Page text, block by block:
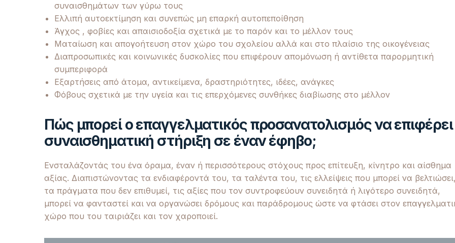
συναισθημάτων των γύρω τους
Ελλιπή αυτοεκτίμηση και συνεπώς μη επαρκή αυτοπεποίθηση
Άγχος , φοβίες και απαισιοδοξία σχετικά με το παρόν και το μέλλον τους
Ματαίωση και απογοήτευση στον χώρο του σχολείου αλλά και στο πλαίσιο της οικογένειας
Διαπροσωπικές και κοινωνικές δυσκολίες που επιφέρουν απομόνωση ή αντίθετα παρορμητική
συμπεριφορά
Εξαρτήσεις από άτομα, αντικείμενα, δραστηριότητες, ιδέες, ανάγκες
Φόβους σχετικά με την υγεία και τις επερχόμενες συνθήκες διαβίωσης στο μέλλον
Πώς μπορεί ο επαγγελματικός προσανατολισμός να επιφέρει
συναισθηματική στήριξη σε έναν έφηβο;
Ενσταλάζοντάς του ένα όραμα, έναν ή περισσότερους στόχους προς επίτευξη, κίνητρο και αίσθημα
αξίας. Διαπιστώνοντας τα ενδιαφέροντά του, τα ταλέντα του, τις ελλείψεις που μπορεί να
τα πράγματα που δεν επιθυμεί, τις αξίες που τον συντροφεύουν συνειδητά ή λιγότερο συνειδητά,
μπορεί να φανταστεί και να οργανώσει δρόμους και παράδρομους ώστε να φτάσει στον
χώρο που του ταιριάζει και τον χαροποιεί.